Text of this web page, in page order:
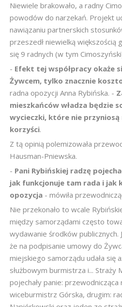
Niewiele brakowało, a radny
powodów do narzekań. Projekt
nawiązaniu partnerskich
przeszedł niewielką większością
się 9 radnych (w tym
- Efekt tej współpracy okaże
Żywcem, tylko znacznie
radna opozycji Anna Rybińska. -
mieszkańców władza będzie
wycieczki, które nie przyniosą
korzyści.
Z tą opinią polemizowała
Hausman-Pniewska.
- Pani Rybińskiej radzę
jak funkcjonuje tam rada i
opozycja - mówiła
Nie przekonało to wcale
między samorządami często
wydawanie środków publicznych.
że na podpisanie umowy do
miejskiego samorządu udała się
służbowym burmistrza i... Straży
pojechały panie:
wiceburmistrz Górska, drugim: